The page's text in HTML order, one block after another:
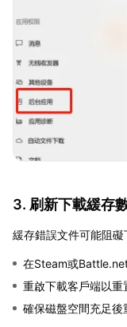
3. 刷新下載緩存
緩存錯誤文件可能阻礙
在Steam或
重啟下載客戶端以重
確保磁盤空間充足後